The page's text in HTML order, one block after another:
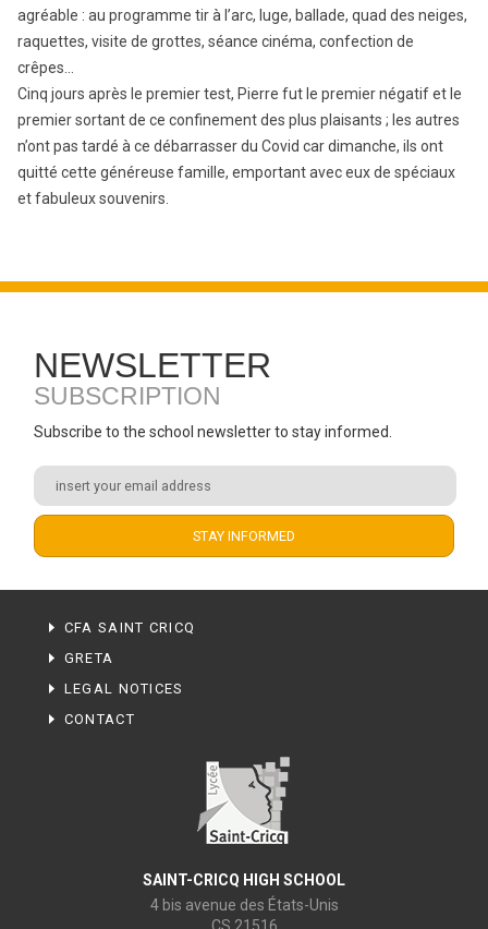
agréable : au programme tir à l’arc, luge, ballade, quad des neiges,
raquettes, visite de grottes, séance cinéma, confection de
crêpes…
Cinq jours après le premier test, Pierre fut le premier négatif et le
premier sortant de ce confinement des plus plaisants ; les autres
n’ont pas tardé à ce débarrasser du Covid car dimanche, ils ont
quitté cette généreuse famille, emportant avec eux de spéciaux
et fabuleux souvenirs.
NEWSLETTER
SUBSCRIPTION
Subscribe to the school newsletter to stay informed.
CFA SAINT CRICQ
GRETA
LEGAL NOTICES
CONTACT
SAINT-CRICQ HIGH SCHOOL
4 bis avenue des États-Unis